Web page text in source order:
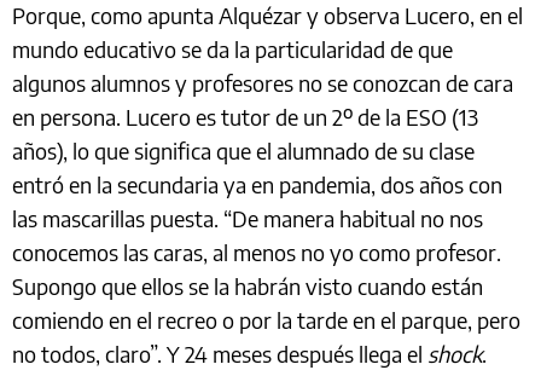
Porque, como apunta Alquézar y observa Lucero, en el
mundo educativo se da la particularidad de que
algunos alumnos y profesores no se conozcan de cara
en persona. Lucero es tutor de un 2º de la ESO (13
años), lo que significa que el alumnado de su clase
entró en la secundaria ya en pandemia, dos años con
las mascarillas puesta. “De manera habitual no nos
conocemos las caras, al menos no yo como profesor.
Supongo que ellos se la habrán visto cuando están
comiendo en el recreo o por la tarde en el parque, pero
no todos, claro”. Y 24 meses después llega el shock.